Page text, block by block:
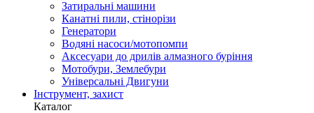
Затиральні машини
Канатні пили, стінорізи
Генератори
Водяні насоси/мотопомпи
Аксесуари до дрилів алмазного буріння
Мотобури, Землебури
Універсальні Двигуни
Інструмент, захист
Каталог